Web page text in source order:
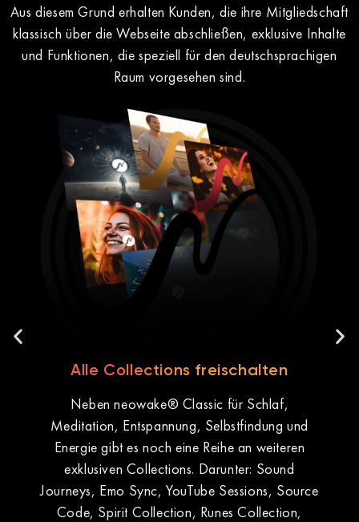
Aus diesem Grund erhalten Kunden, die ihre Mitgliedschaft
klassisch über die Webseite abschließen, exklusive Inhalte
und Funktionen, die speziell für den deutschsprachigen
Raum vorgesehen sind.
Alle Collections freischalten
Neben neowake® Classic für Schlaf,
Meditation, Entspannung, Selbstfindung und
Energie gibt es noch eine Reihe an weiteren
exklusiven Collections. Darunter: Sound
Journeys, Emo Sync, YouTube Sessions, Source
Code, Spirit Collection, Runes Collection,